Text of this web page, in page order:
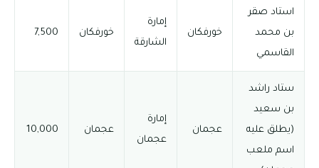
استاد صقر
بن محمد
القاسمي
خورفكان
إمارة
الشارقة
خورفكان 7,500
ستاد راشد
بن سعيد
(يطلق عليه
اسم ملعب
عجمان
إمارة
عجمان
عجمان 10,000